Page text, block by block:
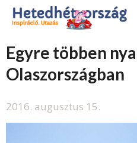
Egyre többen
Olaszországban
2016. augusztus 15.